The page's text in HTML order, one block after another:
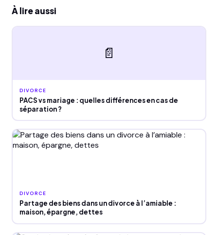
À lire aussi
📄
DIVORCE
PACS vs mariage : quelles différences en cas de
séparation ?
DIVORCE
Partage des biens dans un divorce à l’amiable :
maison, épargne, dettes